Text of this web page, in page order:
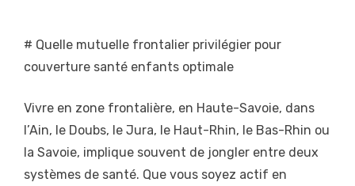
# Quelle mutuelle frontalier privilégier pour
couverture santé enfants optimale
Vivre en zone frontalière, en Haute-Savoie, dans
l’Ain, le Doubs, le Jura, le Haut-Rhin, le Bas-Rhin ou
la Savoie, implique souvent de jongler entre deux
systèmes de santé. Que vous soyez actif en